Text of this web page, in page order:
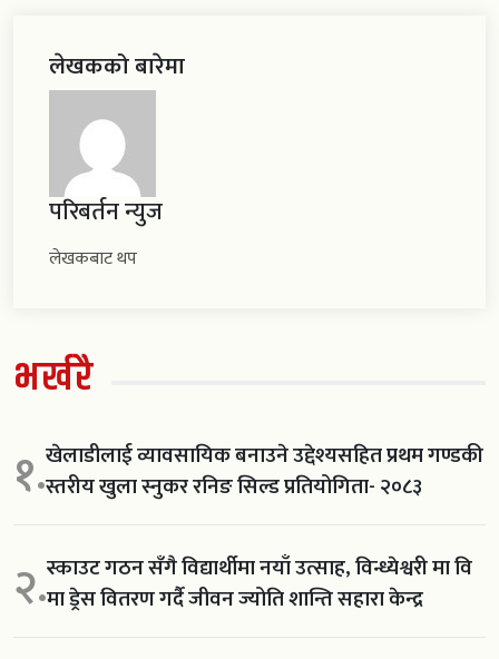
लेखकको बारेमा
परिबर्तन न्युज
लेखकबाट थप
भर्खरै
१.खेलाडीलाई व्यावसायिक बनाउने उद्देश्यसहित प्रथम गण्डकी
स्तरीय खुला स्नुकर रनिङ सिल्ड प्रतियोगिता- २०८३
२.स्काउट गठन सँगै विद्यार्थीमा नयाँ उत्साह, विन्ध्येश्वरी मा वि
मा ड्रेस वितरण गर्दै जीवन ज्योति शान्ति सहारा केन्द्र